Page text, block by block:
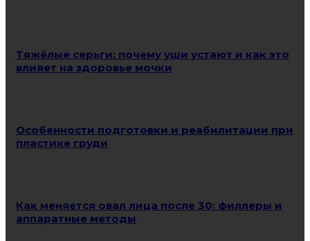
Тяжёлые серьги: почему уши устают и как это
влияет на здоровье мочки
Особенности подготовки и реабилитации при
пластике груди
Как меняется овал лица после 30: филлеры и
аппаратные методы